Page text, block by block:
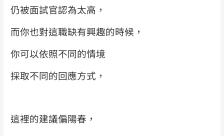
仍被面試官認為太高，
而你也對這職缺有興趣的時候，
你可以依照不同的情境
採取不同的回應方式，
這裡的建議偏陽春，